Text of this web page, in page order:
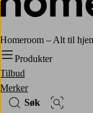
Homeroom – Alt til
Produkter
Tilbud
Merker
Søk
Bildesøk